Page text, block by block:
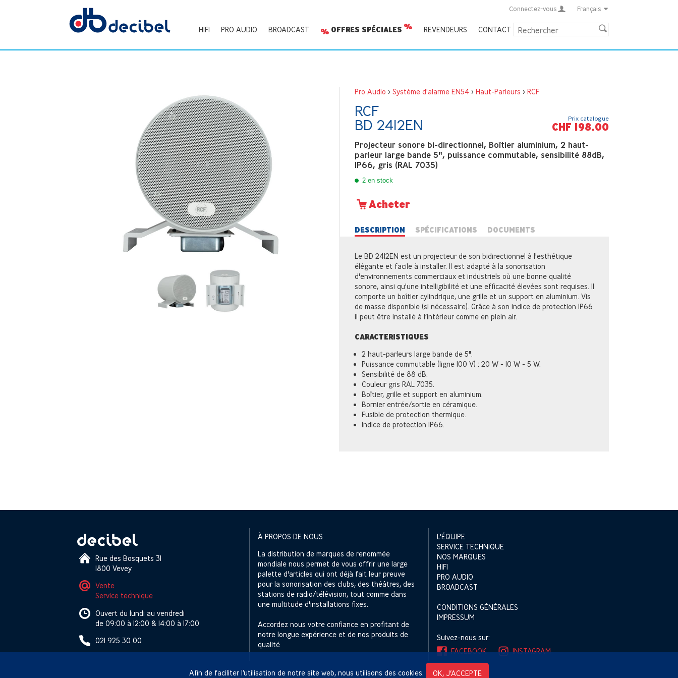
Afin de faciliter l’utilisation de notre site web, nous utilisons des cookies. OK, J’ACCEPTE
Connectez-vous Français
HIFI PRO AUDIO BROADCAST OFFRES SPÉCIALES REVENDEURS CONTACT
Pro Audio > Système d'alarme EN54> Haut-Parleurs > RCF
RCF
BD 2412EN
Projecteur sonore bi-directionnel, Boîtier aluminium, 2 haut-
parleur large bande 5", puissance commutable, sensibilité 88dB,
IP66, gris (RAL 7035)
2 en stock
Acheter
Prix catalogue
CHF 198.00
DESCRIPTION SPÉCIFICATIONS DOCUMENTS
Le BD 2412EN est un projecteur de son bidirectionnel à l'esthétique
élégante et facile à installer. Il est adapté à la sonorisation
d'environnements commerciaux et industriels où une bonne qualité
sonore, ainsi qu'une intelligibilité et une efficacité élevées sont requises. Il
comporte un boîtier cylindrique, une grille et un support en aluminium. Vis
de masse disponible (si nécessaire). Grâce à son indice de protection IP66
il peut être installé à l’intérieur comme en plein air.
CARACTERISTIQUES
2 haut-parleurs large bande de 5".
Puissance commutable (ligne 100 V) : 20 W - 10 W - 5 W.
Sensibilité de 88 dB.
Couleur gris RAL 7035.
Boîtier, grille et support en aluminium.
Bornier entrée/sortie en céramique.
Fusible de protection thermique.
Indice de protection IP66.
Rue des Bosquets 31
1800 Vevey
Vente
Service technique
Ouvert du lundi au vendredi
de 09:00 à 12:00 & 14:00 à 17:00
021 925 30 00
À PROPOS DE NOUS
La distribution de marques de renommée
mondiale nous permet de vous offrir une large
palette d'articles qui ont déjà fait leur preuve
pour la sonorisation des clubs, des théâtres, des
stations de radio/télévision, tout comme dans
une multitude d'installations fixes.
Accordez nous votre confiance en profitant de
notre longue expérience et de nos produits de
qualité
L'ÉQUIPE
SERVICE TECHNIQUE
NOS MARQUES
HIFI
PRO AUDIO
BROADCAST
CONDITIONS GÉNÉRALES
IMPRESSUM
Suivez-nous sur:
FACEBOOK
INSTAGRAM
APPELEZ